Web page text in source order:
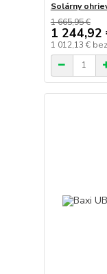
Solárny
1 665,95 €
1 244,92
1 012,13 €